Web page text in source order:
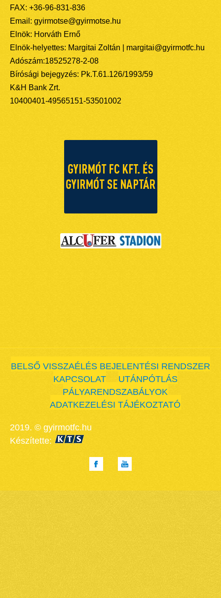
FAX: +36-96-831-836
Email: gyirmotse@gyirmotse.hu
Elnök: Horváth Ernő
Elnök-helyettes: Margitai Zoltán | margitai@gyirmotfc.hu
Adószám:18525278-2-08
Bírósági bejegyzés: Pk.T.61.126/1993/59
K&H Bank Zrt.
10400401-49565151-53501002
BELSŐ VISSZAÉLÉS BEJELENTÉSI RENDSZER
KAPCSOLAT
UTÁNPÓTLÁS
PÁLYARENDSZABÁLYOK
ADATKEZELÉSI TÁJÉKOZTATÓ
2019. © gyirmotfc.hu
Készítette: